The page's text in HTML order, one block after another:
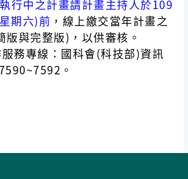
行中之計畫請計畫主持人於109
期六)前 ，線上繳交當年計畫之
版與完整版)，以供審核。
務專線：國科會(科技部)資訊
。